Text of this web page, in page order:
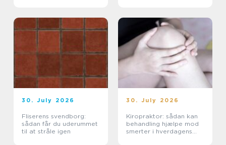
30. July 2026
Fliserens svendborg:
sådan får du uderummet
til at stråle igen
30. July 2026
Kiropraktor: sådan kan
behandling hjælpe mod
smerter i hverdagens